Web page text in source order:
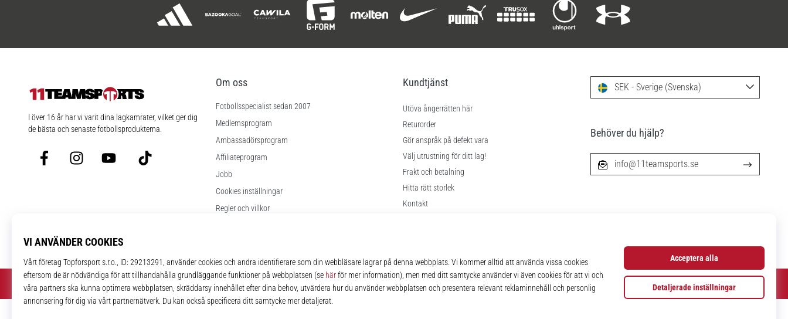
11teamsports.se
I över 16 år har vi varit dina lagkamrater, vilket ger dig
de bästa och senaste fotbollsprodukterna.
FacebookInstagramYouTubeTikTok
Om oss
Fotbollsspecialist sedan 2007
Medlemsprogram
Ambassadörsprogram
Affiliateprogram
Jobb
Cookies inställningar
Regler och villkor
Kundtjänst
Utöva ångerrätten här
Returorder
Gör anspråk på defekt vara
Välj utrustning för ditt lag!
Frakt och betalning
Hitta rätt storlek
Kontakt
SEK - Sverige (Svenska)
Behöver du hjälp?
info@11teamsports.se
© 2010 – 2026 11teamsports.se